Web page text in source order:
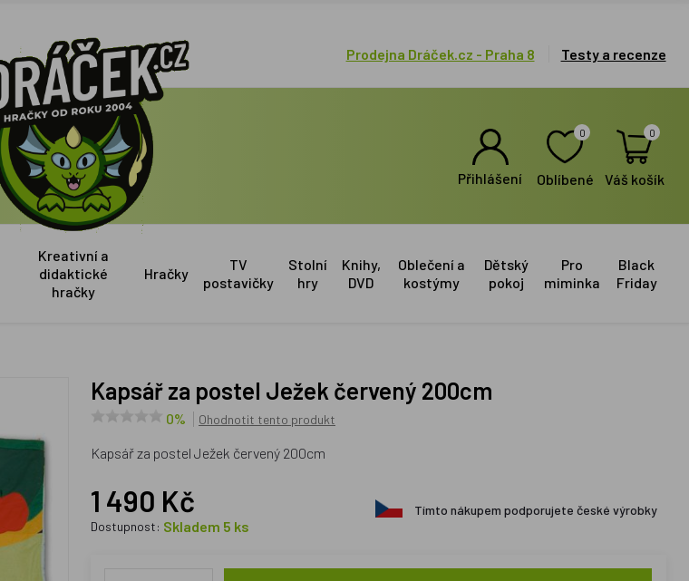
Prodejna Dráček.cz - Praha 8 Testy a recenze
Přihlášení
0
Oblíbené
0
Váš košík
Kreativní a
didaktické
hračky
Hračky
TV
postavičky
Stolní
hry
Knihy,
DVD
Oblečení a
kostýmy
Dětský
pokoj
Pro
miminka
Black
Friday
Kapsář za postel Ježek červený 200cm
0% Ohodnotit tento produkt
Kapsář za postel Ježek červený 200cm
1 490 Kč
Dostupnost: Skladem 5 ks
Tímto nákupem podporujete české výrobky